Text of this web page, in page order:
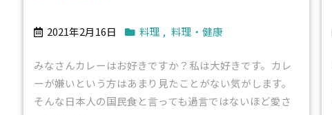
2021年2月16日 料理 , 料理・健康
みなさんカレーはお好きですか？私は大好きです。カレ
ーが嫌いという方はあまり見たことがない気がします。
そんな日本人の国民食と言っても過言ではないほど愛さ